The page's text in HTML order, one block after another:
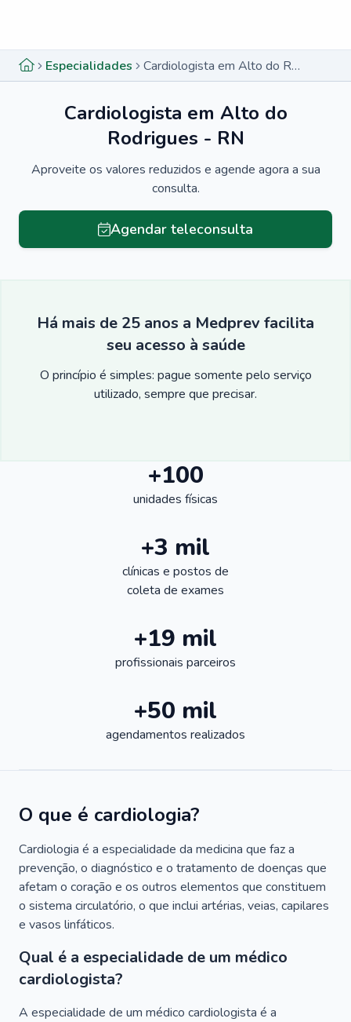
Especialidades Cardiologista em Alto do Rodrigues - RN
Cardiologista em Alto do
Rodrigues - RN
Aproveite os valores reduzidos e agende agora a sua
consulta.
Agendar teleconsulta
Há mais de 25 anos a Medprev facilita
seu acesso à saúde
O princípio é simples: pague somente pelo serviço
utilizado, sempre que precisar.
+100
unidades físicas
+3 mil
clínicas e postos de
coleta de exames
+19 mil
profissionais parceiros
+50 mil
agendamentos realizados
O que é cardiologia?
Cardiologia é a especialidade da medicina que faz a
prevenção, o diagnóstico e o tratamento de doenças que
afetam o coração e os outros elementos que constituem
o sistema circulatório, o que inclui artérias, veias, capilares
e vasos linfáticos.
Qual é a especialidade de um médico
cardiologista?
A especialidade de um médico cardiologista é a